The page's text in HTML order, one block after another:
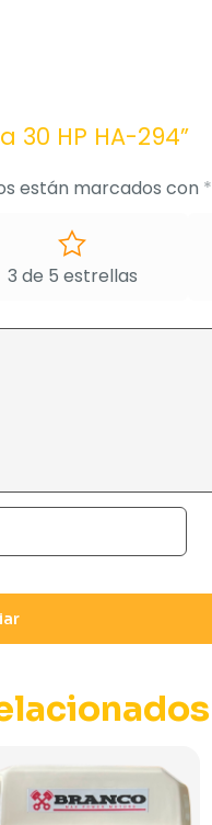
30 HP HA-294”
están marcados con *
3 de 5 estrellas